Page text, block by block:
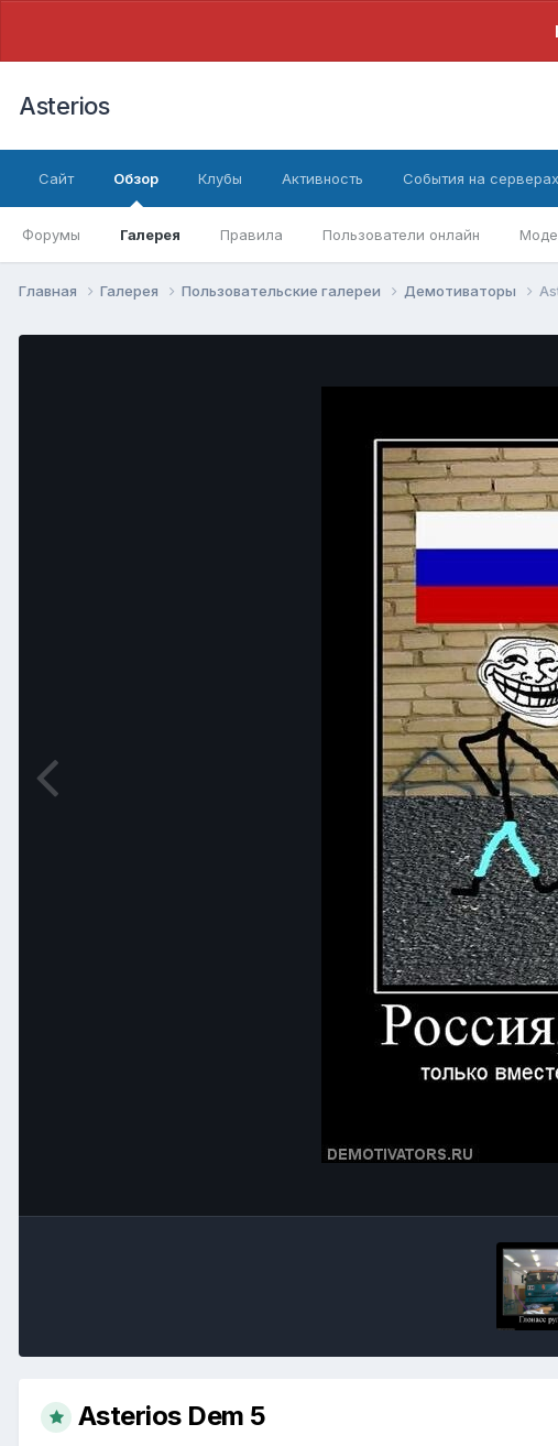
Asterios
Сайт Обзор
Форумы Галерея Правила Пользователи онлайн
Клубы Активность События на серверах
Главная Галерея Пользовательские галереи Демотиваторы
Asterios Dem 5